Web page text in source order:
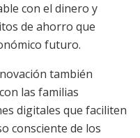
con el dinero y
de ahorro que
futuro.
también
las familias
digitales que faciliten
consciente de los